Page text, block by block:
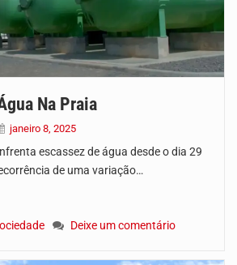
Na Praia
janeiro 8, 2025
escassez de água desde o dia 29
de uma variação…
Deixe um comentário